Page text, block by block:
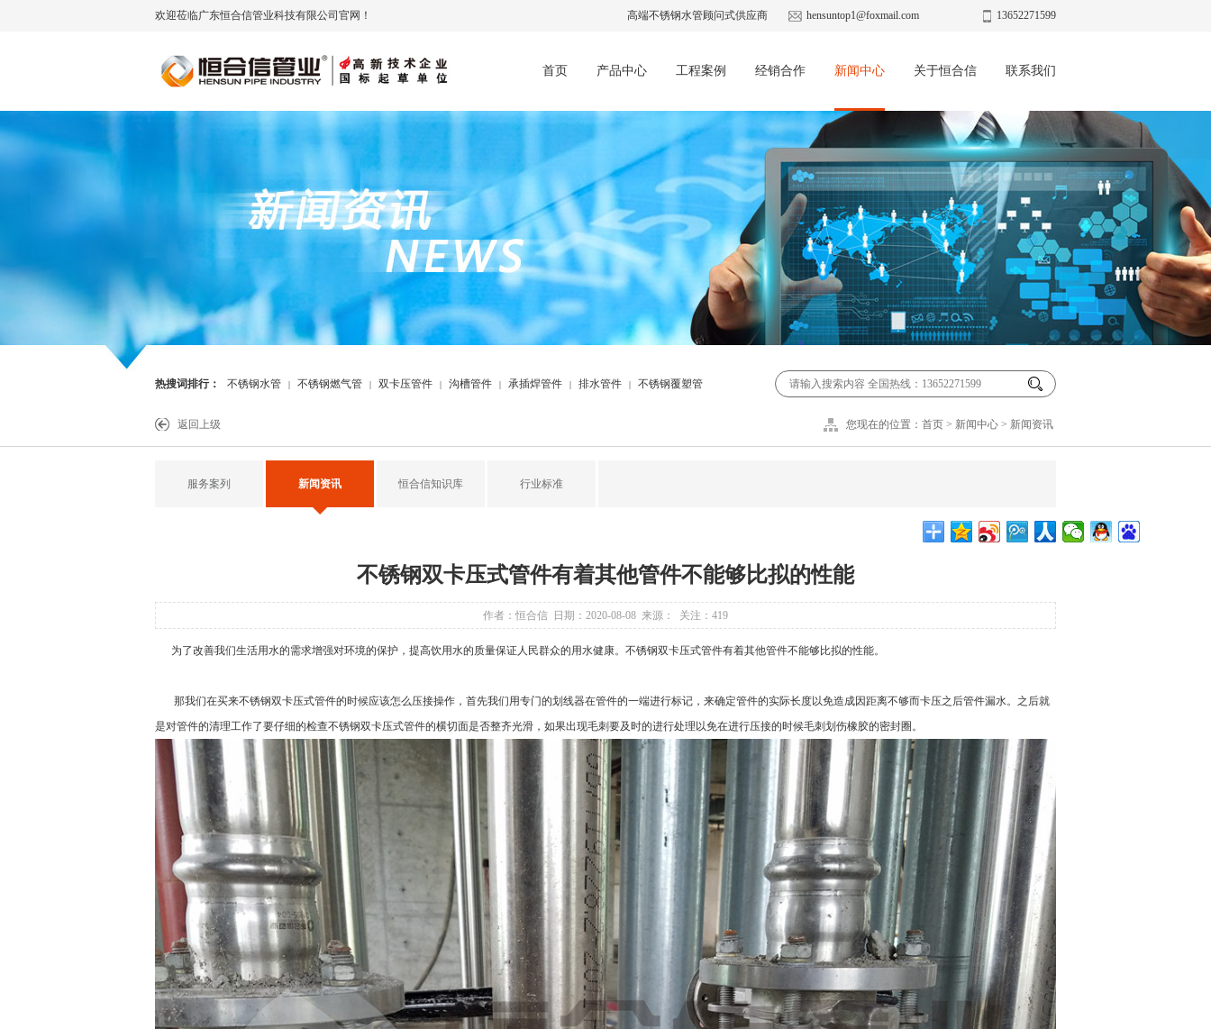
欢迎莅临广东恒合信管业科技有限公司官网！ 高端不锈钢水管顾问式供应商 hensuntop1@foxmail.com 13652271599
首页 产品中心 工程案例 经销合作 新闻中心 关于恒合信 联系我们
热搜词排行： 不锈钢水管 | 不锈钢燃气管 | 双卡压管件 | 沟槽管件 | 承插焊管件 | 排水管件 | 不锈钢覆塑管
返回上级 您现在的位置： 首页 > 新闻中心 > 新闻资讯
服务案列 新闻资讯 恒合信知识库 行业标准
不锈钢双卡压式管件有着其他管件不能够比拟的性能
作者：恒合信 日期：2020-08-08 来源： 关注： 419
为了改善我们生活用水的需求增强对环境的保护，提高饮用水的质量保证人民群众的用水健康。 不锈钢双卡压式管件有着其他管件不能够比拟的性能。
那我们在买来不锈钢双卡压式管件的时候应该怎么压接操作，首先我们用专门的划线器在管件的一端进行标记，来确定管件的实际长度以免造成因距离不够而卡压之后管件漏水。之后就
是对管件的清理工作了要仔细的检查不锈钢双卡压式管件的横切面是否整齐光滑，如果出现毛刺要及时的进行处理以免在进行压接的时候毛刺划伤橡胶的密封圈。